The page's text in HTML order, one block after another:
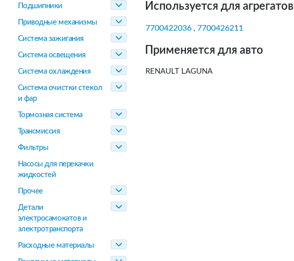
Подшипники
Приводные механизмы
Система зажигания
Система освещения
Система охлаждения
Система очистки стекол
и фар
Тормозная система
Трансмиссия
Фильтры
Насосы для перекачки
жидкостей
Прочее
Детали
электросамокатов и
электротранспорта
Расходные материалы
Используется для агрегатов
7700422036 , 7700426211
Применяется для авто
RENAULT LAGUNA